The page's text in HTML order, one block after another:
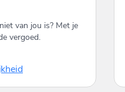
van jou is? Met je
vergoed.